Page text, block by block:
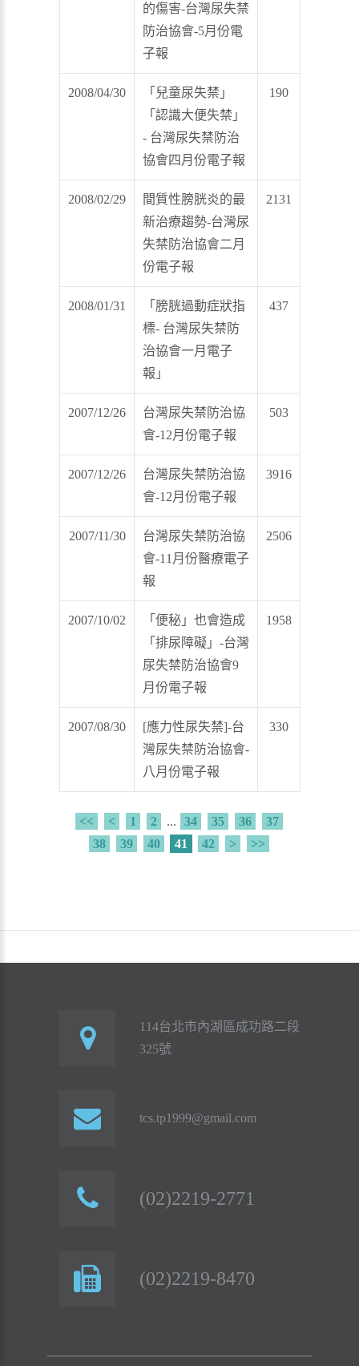
的傷害-台灣尿失禁
防治協會-5月份電
子報
2008/04/30
「兒童尿失禁」
「認識大便失禁」
- 台灣尿失禁防治
協會四月份電子報
190
2008/02/29
間質性膀胱炎的最
新治療趨勢-台灣尿
失禁防治協會二月
份電子報
2131
2008/01/31
「膀胱過動症狀指
標- 台灣尿失禁防
治協會一月電子
報」
437
2007/12/26
台灣尿失禁防治協
會-12月份電子報
503
2007/12/26
台灣尿失禁防治協
會-12月份電子報
3916
2007/11/30
台灣尿失禁防治協
會-11月份醫療電子
報
2506
2007/10/02
「便秘」也會造成
「排尿障礙」-台灣
尿失禁防治協會9
月份電子報
1958
2007/08/30
[應力性尿失禁]-台
灣尿失禁防治協會-
八月份電子報
330
<< < 1 2 ... 34 35 36
37
38
39 40 41 42 > >>
114台北市內湖區成功路二段
325號
tcs.tp1999@gmail.com
(02)2219-2771
(02)2219-8470